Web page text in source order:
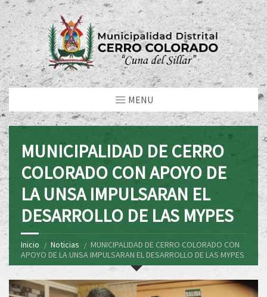
MENU
MUNICIPALIDAD DE CERRO
COLORADO CON APOYO DE
LA UNSA IMPULSARAN EL
DESARROLLO DE LAS MYPES
Inicio Noticias
MUNICIPALIDAD DE CERRO COLORADO CON
APOYO DE LA UNSA IMPULSARAN EL DESARROLLO DE LAS MYPES